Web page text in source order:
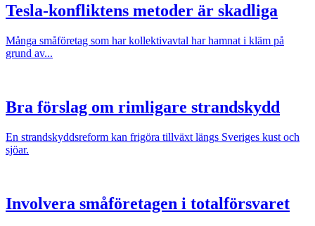
Tesla-konfliktens metoder är skadliga
Många småföretag som har kollektivavtal har hamnat i kläm på
grund av...
Bra förslag om rimligare strandskydd
En strandskyddsreform kan frigöra tillväxt längs Sveriges kust och
sjöar.
Involvera småföretagen i totalförsvaret